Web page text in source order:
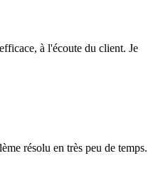
à l'écoute du client. Je
résolu en très peu de temps.